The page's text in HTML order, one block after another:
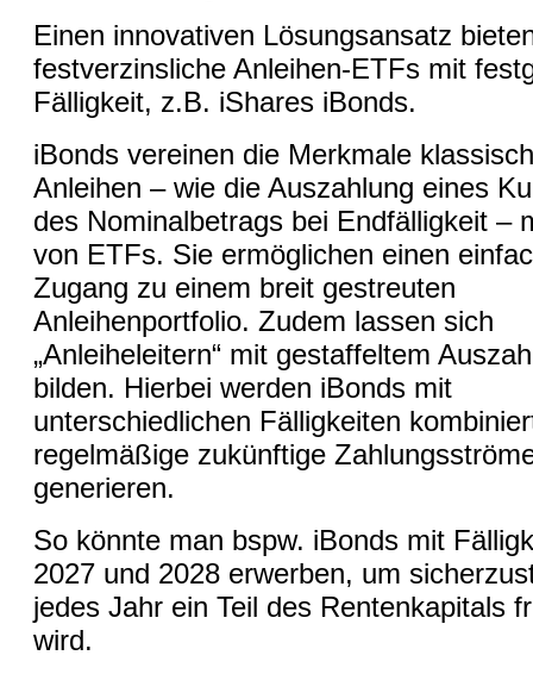
Einen innovativen Lösungsansatz
festverzinsliche Anleihen-ETFs mit
Fälligkeit, z.B. iShares iBonds.
iBonds vereinen die Merkmale
Anleihen – wie die Auszahlung eines
des Nominalbetrags bei Endfälligkeit –
von ETFs. Sie ermöglichen einen
Zugang zu einem breit gestreuten
Anleihenportfolio. Zudem lassen sich
„Anleiheleitern“ mit gestaffeltem
bilden. Hierbei werden iBonds mit
unterschiedlichen Fälligkeiten
regelmäßige zukünftige
generieren.
So könnte man bspw. iBonds mit
2027 und 2028 erwerben, um
jedes Jahr ein Teil des Rentenkapitals
wird.